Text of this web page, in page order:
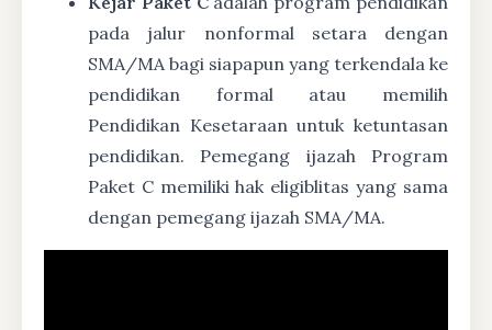
pada jalur nonformal setara dengan
SMA/MA bagi siapapun yang terkendala ke
pendidikan formal atau memilih
Pendidikan Kesetaraan untuk ketuntasan
pendidikan. Pemegang ijazah Program
Paket C memiliki hak eligiblitas yang sama
dengan pemegang ijazah SMA/MA.